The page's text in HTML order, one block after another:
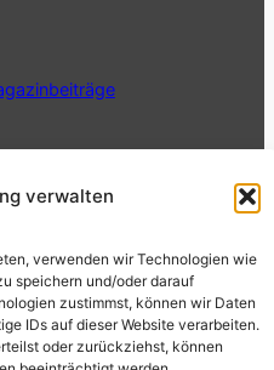
verwalten
verwenden wir Technologien wie
speichern und/oder darauf
zustimmst, können wir Daten
IDs auf dieser Website verarbeiten.
oder zurückziehst, können